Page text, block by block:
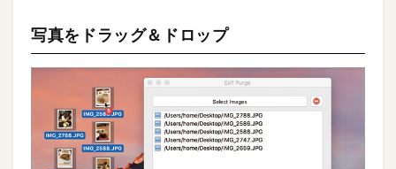
写真をドラッグ＆ドロップ